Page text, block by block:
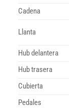
Cadena
Llanta
Hub delantera
Hub trasera
Cubierta
Pedales